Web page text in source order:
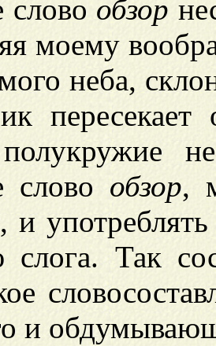
слово обзор
моему
неба,
слово обзор,
, и
Так
и